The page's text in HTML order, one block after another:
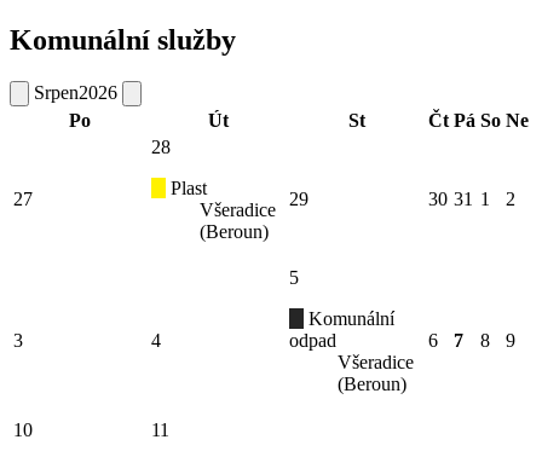
Komunální služby
Srpen2026
Po
Út St Čt Pá So Ne
27
28
Plast
Všeradice
(Beroun)
29 30 31 1 2
3 4
5
Komunální
odpad
Všeradice
(Beroun)
6 7 8 9
10
11